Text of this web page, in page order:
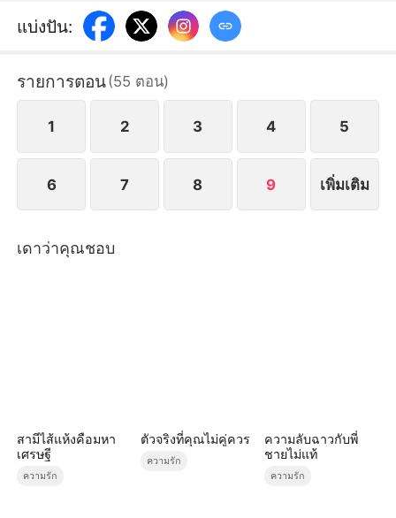
กลั่นแกล้ง โชคดีที่ศิวากรมักจะปรากฏตัวมาปกป้องรุ่งทิชา
ได้ทันพอดี สุดท้ายความจริงก็ถูกเปิดเผย ทั้งสองคนได้เผย
แบ่งปัน:
รายการตอน(55 ตอน)
1 2 3 4 5
6 7 8 9 เพิ่มเติม
เดาว่าคุณชอบ
สามีไส้แห้งคือมหา
เศรษฐี
ความรัก
ตัวจริงที่คุณไม่คู่ควร
ความรัก
ความลับฉาวกับพี่
ชายไม่แท้
ความรัก